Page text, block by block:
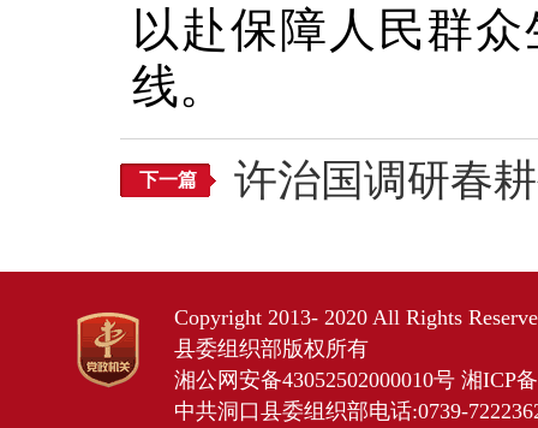
以赴保障人民群
线。
下一篇 许治国调研春
Copyright 2013- 2020 All Rights
县委组织部版权所有
湘公网安备43052502000010号 湘ICP
中共洞口县委组织部电话:0739-